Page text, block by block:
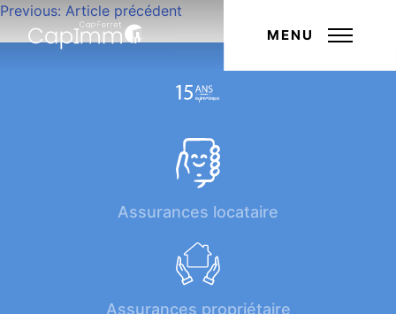
MENU
Navigation
de
Previous: Article précédent
Assurances locataire
Assurances propriétaire